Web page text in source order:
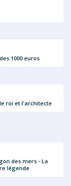
1000 euros
roi et l'architecte
des mers - La
légende